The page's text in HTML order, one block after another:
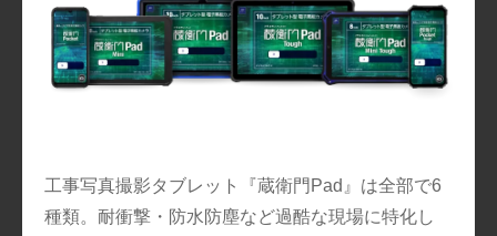
工事写真撮影タブレット『蔵衛門Pad』は全部で6
種類。耐衝撃・防水防塵など過酷な現場に特化し